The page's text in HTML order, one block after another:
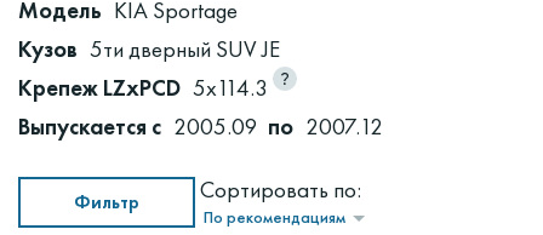
Модель KIA Sportage
Кузов 5ти дверный SUV JE
Крепеж LZxPCD 5x114.3
Выпускается с 2005.09 по 2007.12
Фильтр Сортировать по:
По рекомендациям